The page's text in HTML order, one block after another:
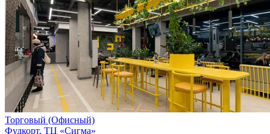
Торговый (Офисный)
Фудкорт, ТЦ «Сигма»